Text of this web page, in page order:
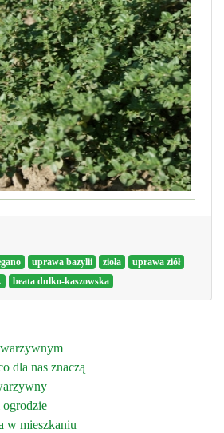
uprawa bazylii zioła
uprawa ziół
beata dulko-kaszowska
dla nas znaczą
w mieszkaniu